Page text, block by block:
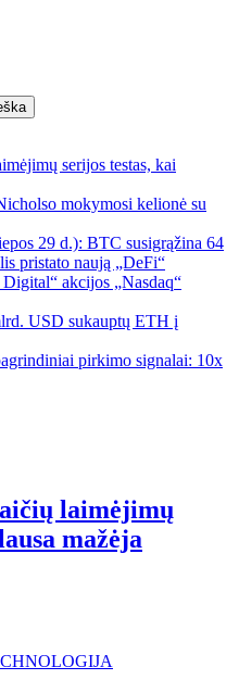
serijos testas, kai
mokymosi kelionė su
29 d.): BTC susigrąžina 64
pristato naują „DeFi“
akcijos „Nasdaq“
USD sukauptų ETH į
pirkimo signalai: 10x
laimėjimų
mažėja